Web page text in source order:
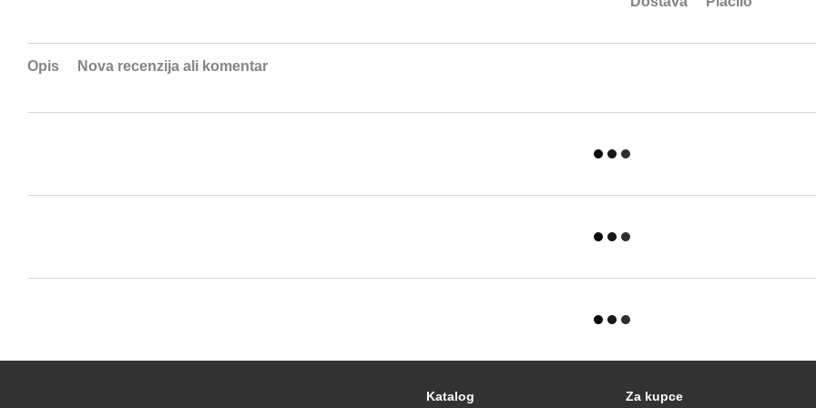
Opis Nova recenzija ali komentar
Katalog Za kupce